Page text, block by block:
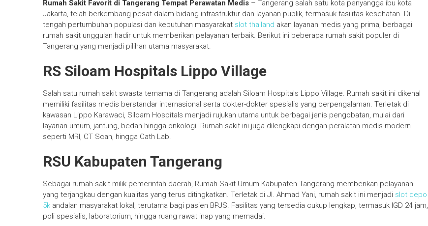
Rumah Sakit Favorit di Tangerang Tempat Perawatan Medis – Tangerang salah satu kota penyangga ibu kota
Jakarta, telah berkembang pesat dalam bidang infrastruktur dan layanan publik, termasuk fasilitas kesehatan. Di
tengah pertumbuhan populasi dan kebutuhan masyarakat slot thailand akan layanan medis yang prima, berbagai
rumah sakit unggulan hadir untuk memberikan pelayanan terbaik. Berikut ini beberapa rumah sakit populer di
Tangerang yang menjadi pilihan utama masyarakat.
RS Siloam Hospitals Lippo Village
Salah satu rumah sakit swasta ternama di Tangerang adalah Siloam Hospitals Lippo Village. Rumah sakit ini dikenal
memiliki fasilitas medis berstandar internasional serta dokter-dokter spesialis yang berpengalaman. Terletak di
kawasan Lippo Karawaci, Siloam Hospitals menjadi rujukan utama untuk berbagai jenis pengobatan, mulai dari
layanan umum, jantung, bedah hingga onkologi. Rumah sakit ini juga dilengkapi dengan peralatan medis modern
seperti MRI, CT Scan, hingga Cath Lab.
RSU Kabupaten Tangerang
Sebagai rumah sakit milik pemerintah daerah, Rumah Sakit Umum Kabupaten Tangerang memberikan pelayanan
yang terjangkau dengan kualitas yang terus ditingkatkan. Terletak di Jl. Ahmad Yani, rumah sakit ini menjadi slot depo
5k andalan masyarakat lokal, terutama bagi pasien BPJS. Fasilitas yang tersedia cukup lengkap, termasuk IGD 24 jam,
poli spesialis, laboratorium, hingga ruang rawat inap yang memadai.